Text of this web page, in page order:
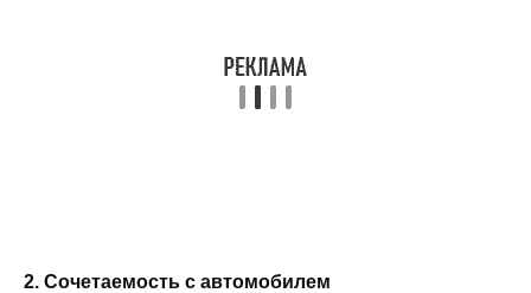
2. Сочетаемость с автомобилем